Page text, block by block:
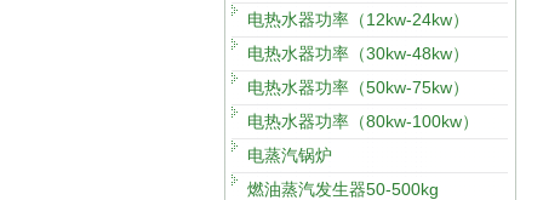
电热水器功率（12kw-24kw）
电热水器功率（30kw-48kw）
电热水器功率（50kw-75kw）
电热水器功率（80kw-100kw）
电蒸汽锅炉
燃油蒸汽发生器50-500kg